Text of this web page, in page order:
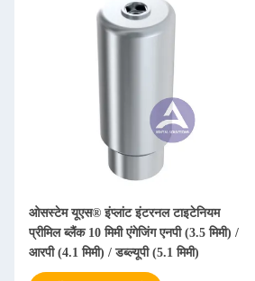
ओसस्टेम यूएस® इंप्लांट इंटरनल टाइटेनियम
प्रीमिल ब्लैंक 10 मिमी एंगेजिंग एनपी (3.5 मिमी) /
आरपी (4.1 मिमी) / डब्ल्यूपी (5.1 मिमी)